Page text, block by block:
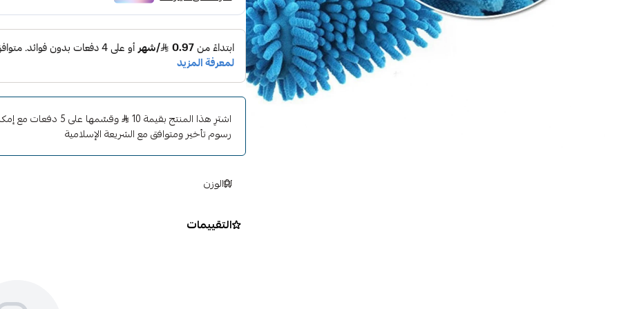
ناعمة
شريط مطاطي مميز للثبات
250
اشترِ هذا المنتج بقيمة 10
وقسّمها على 5
رسوم تأخير ومتوافق مع الشريعة الإسلامية
الوزن
التقييمات